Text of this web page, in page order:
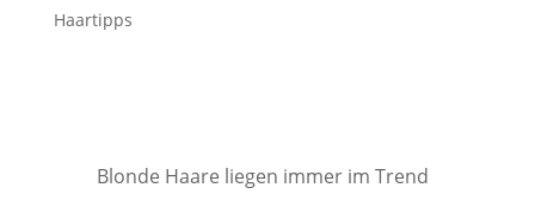
Haartipps
Blonde Haare liegen immer im Trend